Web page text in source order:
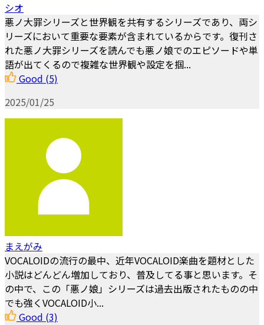
シオ
悪ノ大罪シリーズと世界観を共有するシリーズであり、両シ
リーズにおいて重要な要素が含まれているからです。復刊さ
れた悪ノ大罪シリーズを読んでも悪ノ娘でのエピソードや単
語が出てくるので複雑な世界観や設定を掴...
Good (5)
2025/01/25
まえがみ
VOCALOIDの流行の最中、近年VOCALOID楽曲を題材とした
小説はどんどん増加しており、普及してる事と思います。そ
の中で、この「悪ノ娘」シリーズは過去出版されたものの中
でも強くVOCALOID小...
Good (3)